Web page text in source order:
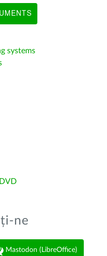
systems
ne
Mastodon (LibreOffice)